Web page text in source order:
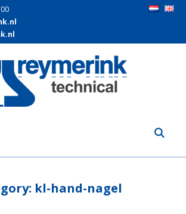
kl-hand-nagel